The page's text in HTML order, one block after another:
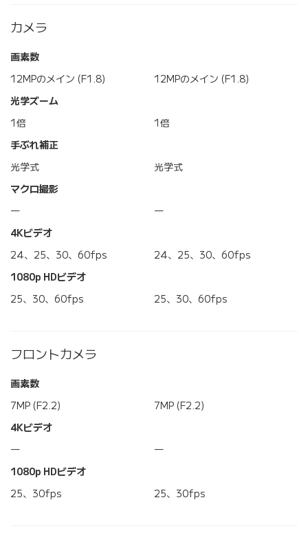
カメラ
画素数
12MPのメイン (F1.8)
12MPのメイン (F1.8)
光学ズーム
1倍
1倍
手ぶれ補正
光学式
光学式
マクロ撮影
―
―
4Kビデオ
24、25、30、60fps
24、25、30、60fps
1080p HDビデオ
25、30、60fps
25、30、60fps
フロントカメラ
画素数
7MP (F2.2)
7MP (F2.2)
4Kビデオ
―
―
1080p HDビデオ
25、30fps
25、30fps